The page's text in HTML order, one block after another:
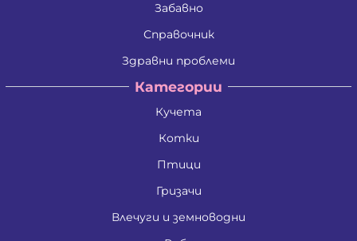
Забавно
Справочник
Здравни проблеми
Категории
Кучета
Котки
Птици
Гризачи
Влечуги и земноводни